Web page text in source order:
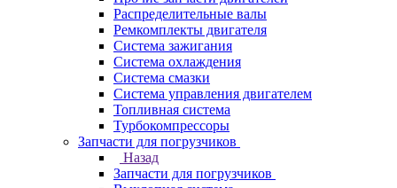
Распределительные валы
Ремкомплекты двигателя
Система зажигания
Система охлаждения
Система смазки
Система управления двигателем
Топливная система
Турбокомпрессоры
Запчасти для погрузчиков
Назад
Запчасти для погрузчиков